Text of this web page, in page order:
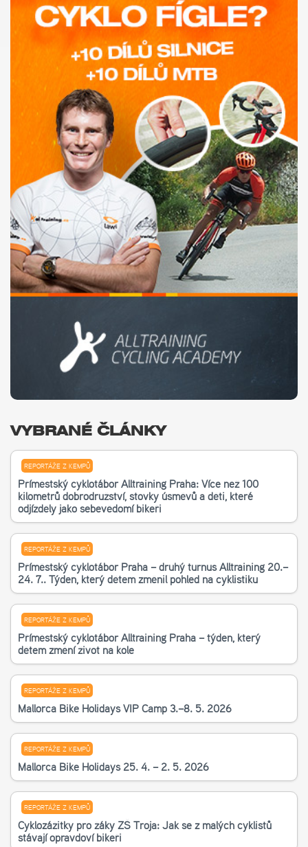
VYBRANÉ ČLÁNKY
REPORTÁŽE Z KEMPŮ
Příměstský cyklotábor Alltraining Praha: Více než 100
kilometrů dobrodružství, stovky úsměvů a děti, které
odjížděly jako sebevědomí bikeři
REPORTÁŽE Z KEMPŮ
Příměstský cyklotábor Praha – druhý turnus Alltraining 20.–
24. 7.. Týden, který dětem změnil pohled na cyklistiku
REPORTÁŽE Z KEMPŮ
Příměstský cyklotábor Alltraining Praha – týden, který
dětem změní život na kole
REPORTÁŽE Z KEMPŮ
Mallorca Bike Holidays VIP Camp 3.–8. 5. 2026
REPORTÁŽE Z KEMPŮ
Mallorca Bike Holidays 25. 4. – 2. 5. 2026
REPORTÁŽE Z KEMPŮ
Cyklozážitky pro žáky ZŠ Troja: Jak se z malých cyklistů
stávají opravdoví bikeři